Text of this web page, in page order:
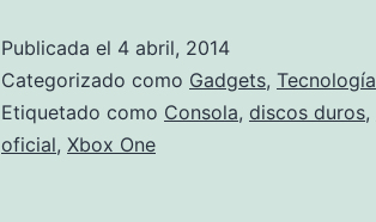
Publicada el 4 abril, 2014
Categorizado como Gadgets, Tecnología
Etiquetado como Consola, discos duros,
oficial, Xbox One